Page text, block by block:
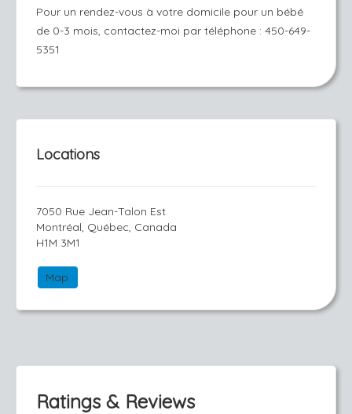
Pour un rendez-vous à votre domicile pour un bébé
de 0-3 mois, contactez-moi par téléphone : 450-649-
5351
Locations
7050 Rue Jean-Talon Est
Montréal, Québec, Canada
H1M 3M1
Map
Ratings & Reviews